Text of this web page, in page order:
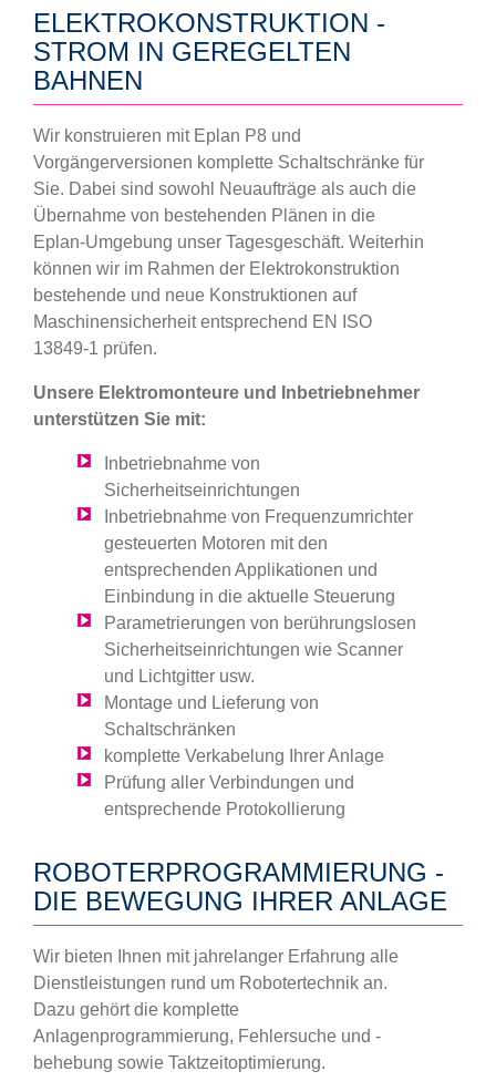
ELEKTROKONSTRUKTION -
STROM IN GEREGELTEN
BAHNEN
Wir konstruieren mit Eplan P8 und
Vorgängerversionen komplette Schaltschränke für
Sie. Dabei sind sowohl Neuaufträge als auch die
Übernahme von bestehenden Plänen in die
Eplan-Umgebung unser Tagesgeschäft. Weiterhin
können wir im Rahmen der Elektrokonstruktion
bestehende und neue Konstruktionen auf
Maschinensicherheit entsprechend EN ISO
13849-1 prüfen.
Unsere Elektromonteure und Inbetriebnehmer
unterstützen Sie mit:
Inbetriebnahme von
Sicherheitseinrichtungen
Inbetriebnahme von Frequenzumrichter
gesteuerten Motoren mit den
entsprechenden Applikationen und
Einbindung in die aktuelle Steuerung
Parametrierungen von berührungslosen
Sicherheitseinrichtungen wie Scanner
und Lichtgitter usw.
Montage und Lieferung von
Schaltschränken
komplette Verkabelung Ihrer Anlage
Prüfung aller Verbindungen und
entsprechende Protokollierung
ROBOTERPROGRAMMIERUNG -
DIE BEWEGUNG IHRER ANLAGE
Wir bieten Ihnen mit jahrelanger Erfahrung alle
Dienstleistungen rund um Robotertechnik an.
Dazu gehört die komplette
Anlagenprogrammierung, Fehlersuche und -
behebung sowie Taktzeitoptimierung.